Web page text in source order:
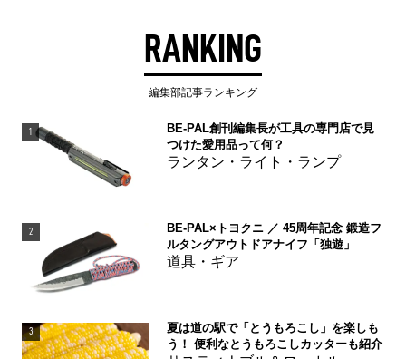
RANKING
編集部記事ランキング
1
BE-PAL創刊編集長が工具の専門店で見
つけた愛用品って何？
ランタン・ライト・ランプ
2
BE-PAL×トヨクニ ／ 45周年記念 鍛造フ
ルタングアウトドアナイフ「独遊」
道具・ギア
3
夏は道の駅で「とうもろこし」を楽しも
う！ 便利なとうもろこしカッターも紹介